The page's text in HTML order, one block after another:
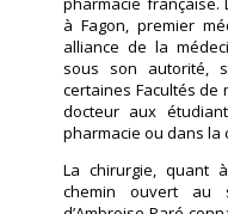
à Fagon, premier
alliance de la
sous son autorité,
certaines Facultés de
docteur aux
pharmacie ou dans la
La chirurgie, quant
chemin ouvert au